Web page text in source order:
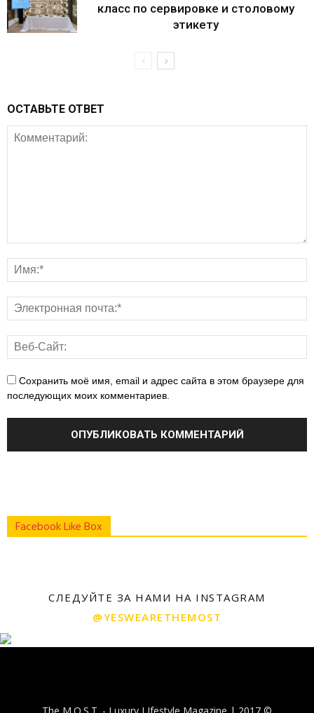
класс по сервировке и столовому
этикету
ОСТАВЬТЕ ОТВЕТ
Сохранить моё имя, email и адрес сайта в этом браузере для
последующих моих комментариев.
Facebook Like Box
СЛЕДУЙТЕ ЗА НАМИ НА INSTAGRAM
@YESWEARETHEMOST